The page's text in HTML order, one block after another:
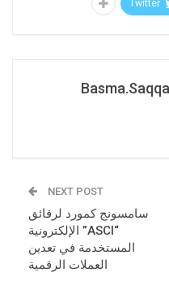
Twitter
Basma.saqqa
NEXT POST
سامسونج كمورد لرقائق
“ASCI” الإلكترونية
المستخدمة في تعدين
العملات الرقمية